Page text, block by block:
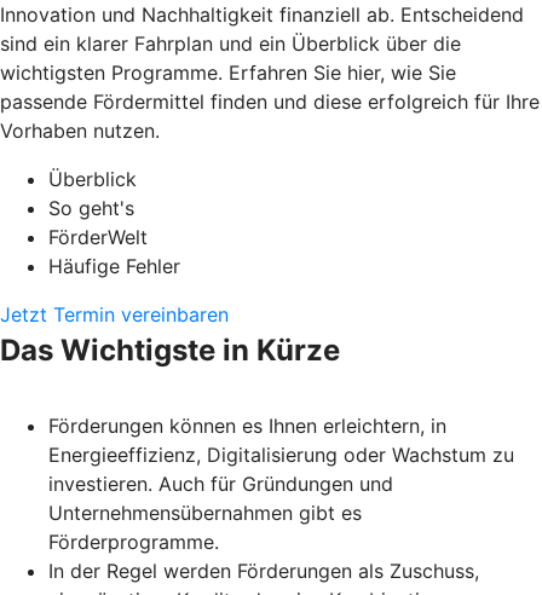
Innovation und Nachhaltigkeit finanziell ab. Entscheidend
sind ein klarer Fahrplan und ein Überblick über die
wichtigsten Programme. Erfahren Sie hier, wie Sie
passende Fördermittel finden und diese erfolgreich für Ihre
Vorhaben nutzen.
Überblick
So geht's
FörderWelt
Häufige Fehler
Jetzt Termin vereinbaren
Das Wichtigste in Kürze
Förderungen können es Ihnen erleichtern, in
Energieeffizienz, Digitalisierung oder Wachstum zu
investieren. Auch für Gründungen und
Unternehmensübernahmen gibt es
Förderprogramme.
In der Regel werden Förderungen als Zuschuss,